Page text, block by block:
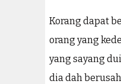
Korang dapat
orang yang
yang sayang
dia dah